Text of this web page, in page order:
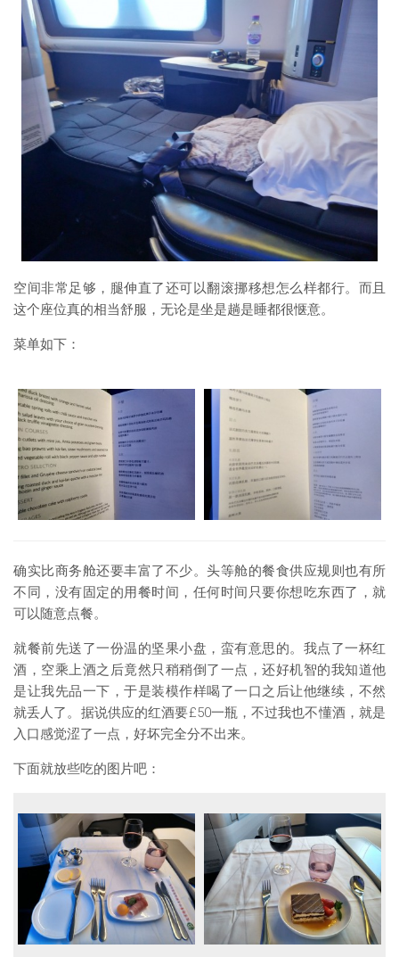
空间非常足够，腿伸直了还可以翻滚挪移想怎么样都行。而且
这个座位真的相当舒服，无论是坐是趟是睡都很惬意。
菜单如下：
确实比商务舱还要丰富了不少。头等舱的餐食供应规则也有所
不同，没有固定的用餐时间，任何时间只要你想吃东西了，就
可以随意点餐。
就餐前先送了一份温的坚果小盘，蛮有意思的。我点了一杯红
酒，空乘上酒之后竟然只稍稍倒了一点，还好机智的我知道他
是让我先品一下，于是装模作样喝了一口之后让他继续，不然
就丢人了。据说供应的红酒要£50一瓶，不过我也不懂酒，就是
入口感觉涩了一点，好坏完全分不出来。
下面就放些吃的图片吧：